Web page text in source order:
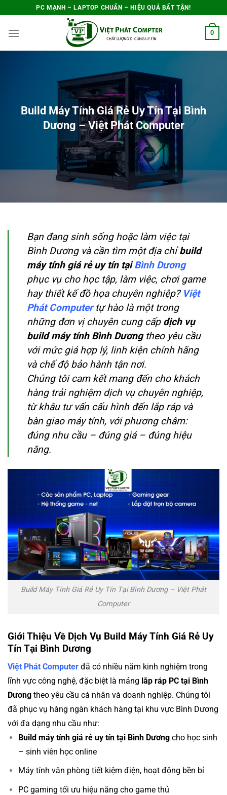
nội
dung
PC MẠNH – LAPTOP CHUẨN – HIỆU QUẢ BẤT TẬN!
0
Build Máy Tính Giá Rẻ Uy Tín Tại Bình
Dương – Việt Phát Computer
Bạn đang sinh sống hoặc làm việc tại
Bình Dương và cần tìm một địa chỉbuild
máy tính giá rẻ uy tín tạiBình Dương
phục vụ cho học tập, làm việc, chơi game
hay thiết kế đồ họa chuyên nghiệp? Việt
Phát Computertự hào là một trong
những đơn vị chuyên cung cấp dịch vụ
build máy tính Bình Dươngtheo yêu cầu
với mức giá hợp lý, linh kiện chính hãng
và chế độ bảo hành tận nơi.
Chúng tôi cam kết mang đến cho khách
hàng trải nghiệm dịch vụ chuyên nghiệp,
từ khâu tư vấn cấu hình đến lắp ráp và
bàn giao máy tính, với phương châm:
đúng nhu cầu – đúng giá – đúng hiệu
năng.
Build Máy Tính Giá Rẻ Uy Tín Tại Bình Dương – Việt Phát
Computer
Giới Thiệu Về Dịch Vụ Build Máy Tính Giá Rẻ Uy
Tín Tại Bình Dương
Việt Phát Computer đã có nhiều năm kinh nghiệm trong
lĩnh vực công nghệ, đặc biệt là mảng lắp ráp PC tại Bình
Dương theo yêu cầu cá nhân và doanh nghiệp. Chúng tôi
đã phục vụ hàng ngàn khách hàng tại khu vực Bình Dương
với đa dạng nhu cầu như:
Build máy tính giá rẻ uy tín tại Bình Dươngcho học sinh
– sinh viên học online
Máy tính văn phòng tiết kiệm điện, hoạt động bền bỉ
PC gaming tối ưu hiệu năng cho game thủ